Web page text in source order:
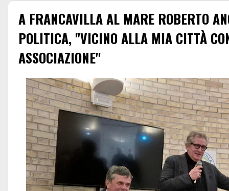
A FRANCAVILLA AL MARE ROBERTO
POLITICA, "VICINO ALLA MIA CITTÀ
ASSOCIAZIONE"